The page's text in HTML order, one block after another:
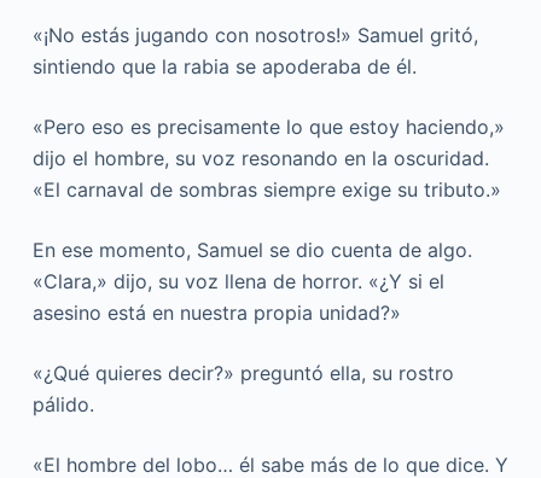
«¡No estás jugando con nosotros!» Samuel gritó,
sintiendo que la rabia se apoderaba de él.
«Pero eso es precisamente lo que estoy haciendo,»
dijo el hombre, su voz resonando en la oscuridad.
«El carnaval de sombras siempre exige su tributo.»
En ese momento, Samuel se dio cuenta de algo.
«Clara,» dijo, su voz llena de horror. «¿Y si el
asesino está en nuestra propia unidad?»
«¿Qué quieres decir?» preguntó ella, su rostro
pálido.
«El hombre del lobo… él sabe más de lo que dice. Y